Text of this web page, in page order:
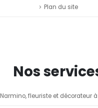
Plan du site
Nos
Narmino, fleuriste et décorateur